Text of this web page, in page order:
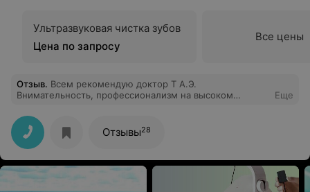
Ультразвуковая чистка зубов
Цена по запросу
Все цены
Отзыв. Всем рекомендую доктор Т А.Э.
Внимательность, профессионализм на высоком
Еще
Отзывы28